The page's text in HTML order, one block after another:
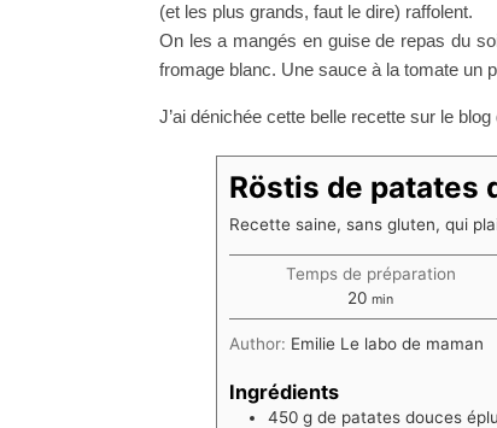
(et les plus grands, faut le dire) raffolent.
On les a mangés en guise de repas du
fromage blanc. Une sauce à la tomate un
J’ai dénichée cette belle recette sur le blog
Röstis de patates
Recette saine, sans gluten, qui
Temps de préparation
20minutes
min
Author: Emilie Le labo de maman
Ingrédients
450 g de patates douces